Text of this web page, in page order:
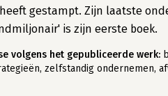
gestampt. Zijn laatste
is zijn eerste boek.
volgens het gepubliceerde werk:
zelfstandig ondernemen,